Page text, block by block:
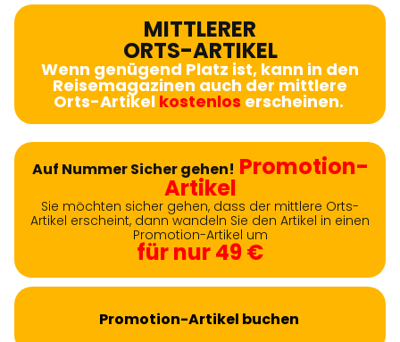
MITTLERER
ORTS-ARTIKEL
Wenn genügend Platz ist, kann in den
Reisemagazinen auch der mittlere
Orts-Artikel kostenlos erscheinen.
Auf Nummer Sicher gehen! Promotion-
Artikel
Sie möchten sicher gehen, dass der mittlere Orts-
Artikel erscheint, dann wandeln Sie den Artikel in einen
Promotion-Artikel um
für nur 49 €
Promotion-Artikel buchen